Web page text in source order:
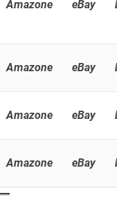
Amazone eBay
Amazone eBay
Amazone eBay
Amazone eBay